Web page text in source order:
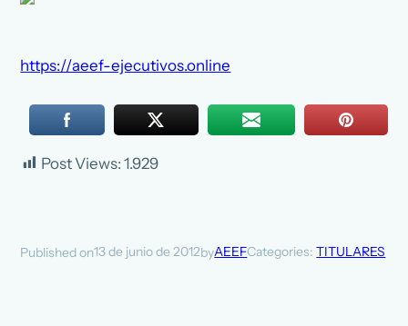
https://aeef-ejecutivos.online
Post Views: 1.929
Published on13 de junio de 2012byAEEFCategories:TITULARES